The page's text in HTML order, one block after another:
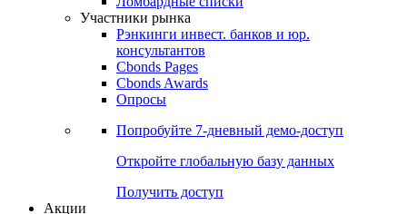
ЦФА
ESG
Сукук
Ломбардные списки
Участники рынка
Рэнкинги инвест. банков и юр.
Cbonds Pages
Опросы
Попробуйте7-дневный